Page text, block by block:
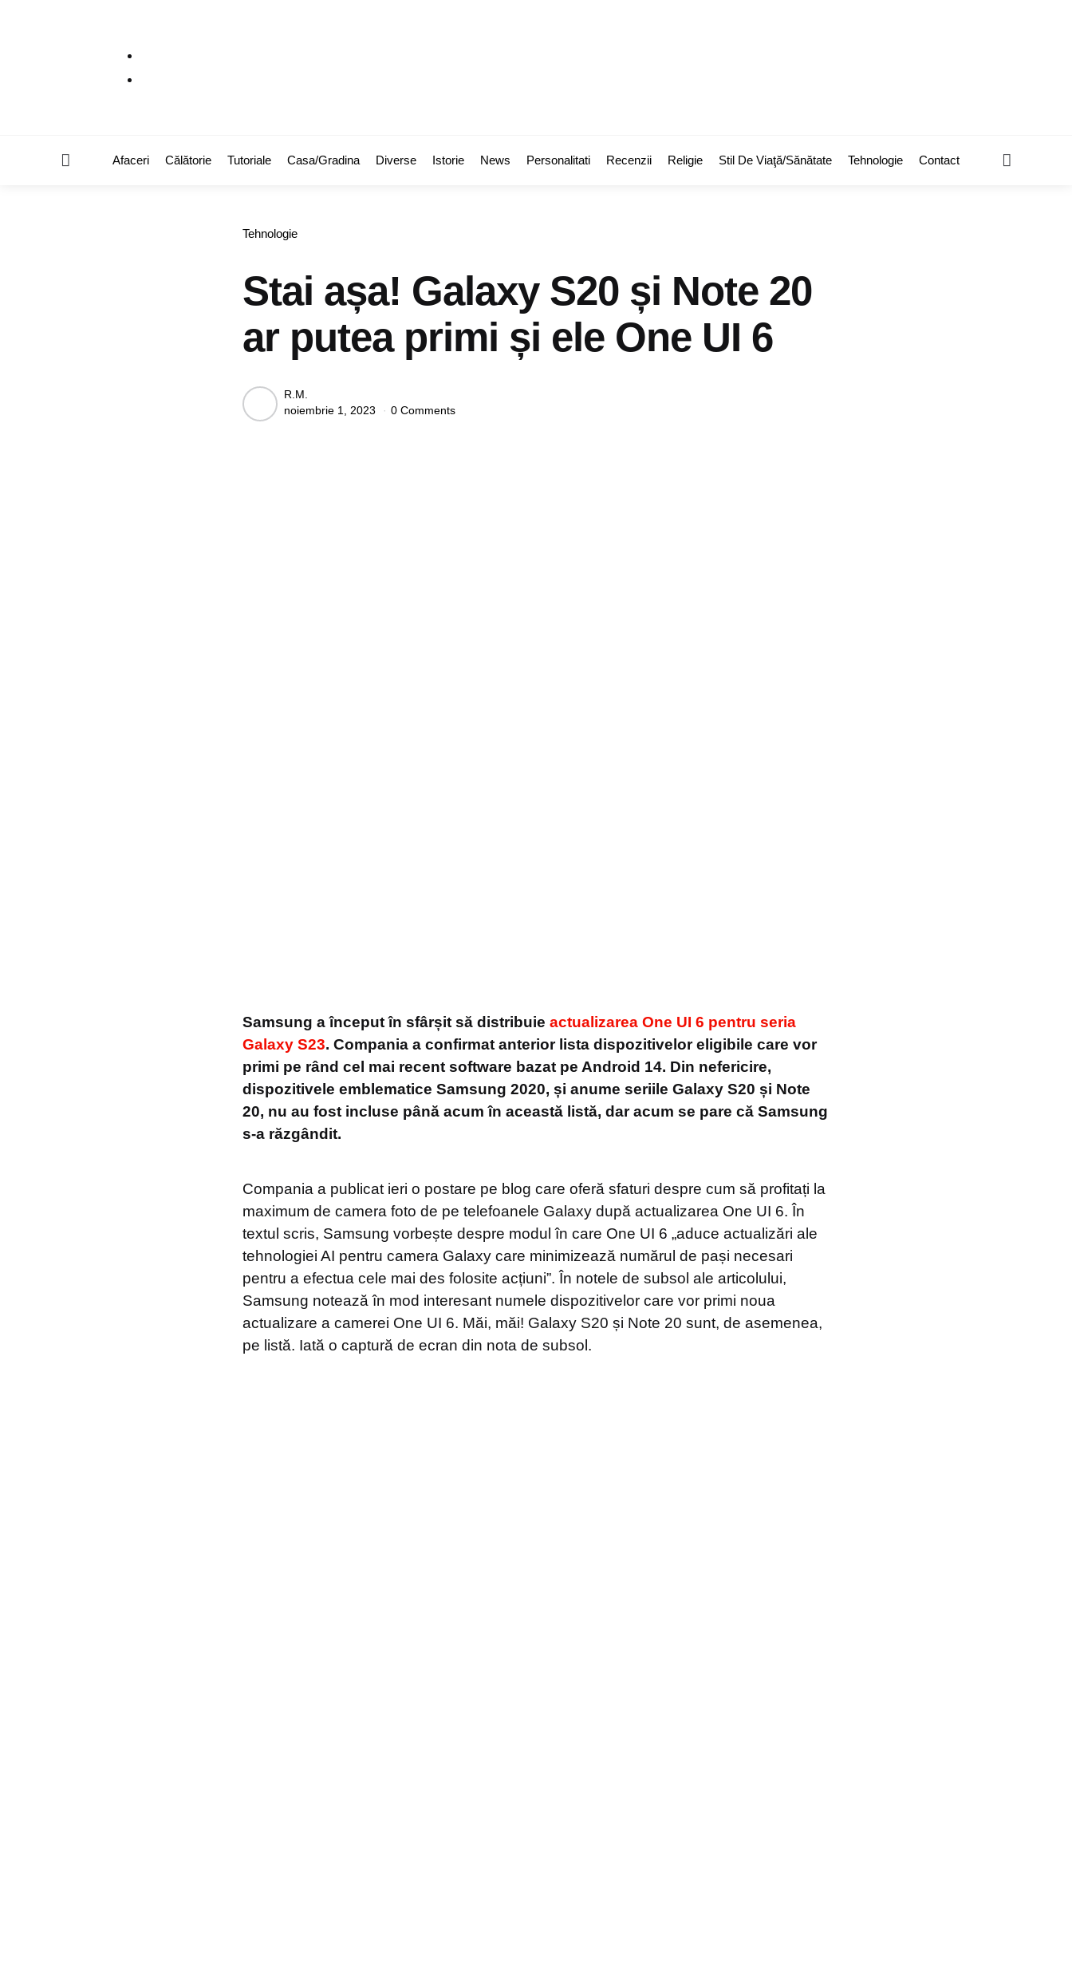
Afaceri Călătorie Tutoriale Casa/Gradina Diverse Istorie News Personalitati Recenzii Religie Stil De Viaţă/Sănătate Tehnologie Contact
Categories
Tehnologie
Stai așa! Galaxy S20 și Note 20
ar putea primi și ele One UI 6
Posted
by
R.M.
noiembrie 1, 2023
0 Comments
Samsung a început în sfârșit să distribuie actualizarea One UI 6 pentru seria
Galaxy S23. Compania a confirmat anterior lista dispozitivelor eligibile care vor
primi pe rând cel mai recent software bazat pe Android 14. Din nefericire,
dispozitivele emblematice Samsung 2020, și anume seriile Galaxy S20 și Note
20, nu au fost incluse până acum în această listă, dar acum se pare că Samsung
s-a răzgândit.
Compania a publicat ieri o postare pe blog care oferă sfaturi despre cum să profitați la
maximum de camera foto de pe telefoanele Galaxy după actualizarea One UI 6. În
textul scris, Samsung vorbește despre modul în care One UI 6 „aduce actualizări ale
tehnologiei AI pentru camera Galaxy care minimizează numărul de pași necesari
pentru a efectua cele mai des folosite acțiuni”. În notele de subsol ale articolului,
Samsung notează în mod interesant numele dispozitivelor care vor primi noua
actualizare a camerei One UI 6. Măi, măi! Galaxy S20 și Note 20 sunt, de asemenea,
pe listă. Iată o captură de ecran din nota de subsol.